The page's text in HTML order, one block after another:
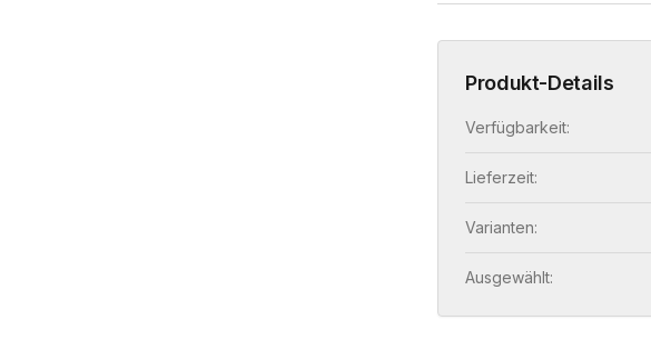
Produkt-Details
Verfügbarkeit:
Lieferzeit:
Varianten:
Ausgewählt: